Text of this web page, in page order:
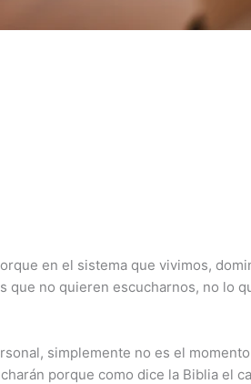
en el sistema que vivimos,
que no quieren escucharnos, no lo
simplemente no es el
porque como dice la Biblia el